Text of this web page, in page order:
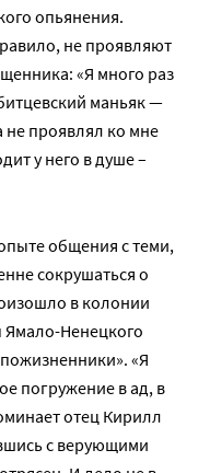
опьянения.
не проявляют
«Я много раз
маньяк —
не проявлял ко мне
у него в душе –
общения с теми,
сокрушаться о
в колонии
Ямало-Ненецкого
«Я
погружение в ад, в
отец Кирилл
с верующими